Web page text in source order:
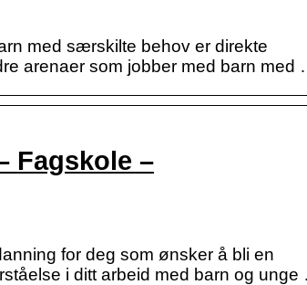
med særskilte behov er direkte
arenaer som jobber med barn med
Fagskole –
for deg som ønsker å bli en
i ditt arbeid med barn og